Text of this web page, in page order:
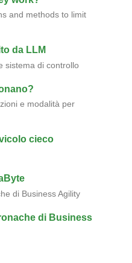
and methods to limit
da LLM
sistema di controllo
e modalità per
cieco
di Business Agility
di Business